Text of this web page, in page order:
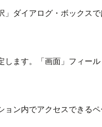
ダイアログ・ボックス
ます。「画面」フィー
ン内でアクセスできるペ